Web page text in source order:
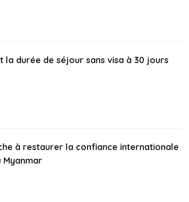
la durée de séjour sans visa à 30 jours
à restaurer la confiance internationale
Myanmar